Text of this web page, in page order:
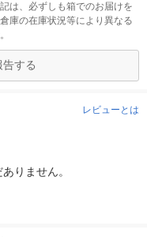
は、必ずしも箱でのお届けを
庫の在庫状況等により異なる
する
レビューとは
りません。